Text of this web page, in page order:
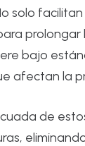
solo
bajo
afectan la
de